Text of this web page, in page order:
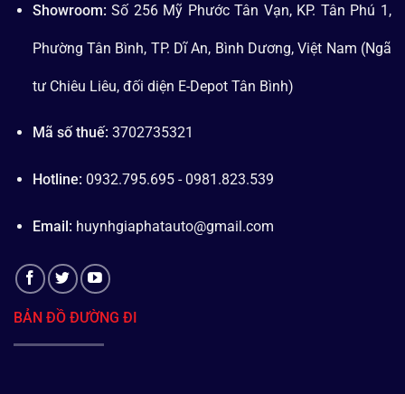
Showroom: Số 256 Mỹ Phước Tân Vạn, KP. Tân Phú 1,
Phường Tân Bình, TP. Dĩ An, Bình Dương, Việt Nam (Ngã
tư Chiêu Liêu, đối diện E-Depot Tân Bình)
Mã số thuế: 3702735321
Hotline: 0932.795.695 - 0981.823.539
Email: huynhgiaphatauto@gmail.com
BẢN ĐỒ ĐƯỜNG ĐI